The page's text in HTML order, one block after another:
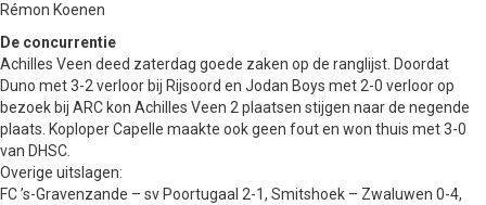
Rémon Koenen
De concurrentie
Achilles Veen deed zaterdag goede zaken op de ranglijst. Doordat
Duno met 3-2 verloor bij Rijsoord en Jodan Boys met 2-0 verloor op
bezoek bij ARC kon Achilles Veen 2 plaatsen stijgen naar de negende
plaats. Koploper Capelle maakte ook geen fout en won thuis met 3-0
van DHSC.
Overige uitslagen:
FC ’s-Gravenzande – sv Poortugaal 2-1, Smitshoek – Zwaluwen 0-4,